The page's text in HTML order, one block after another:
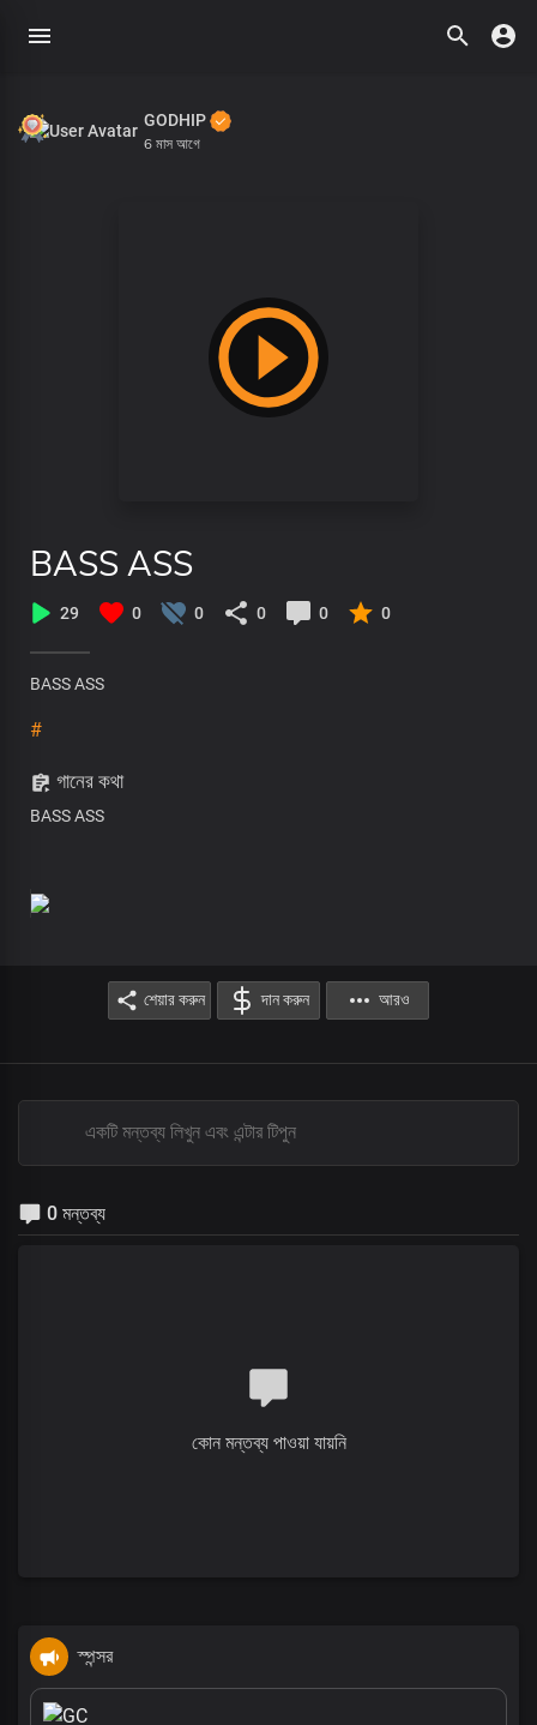
GODHIP
6 মাস আগে
BASS ASS
29 0 0 0 0 0
BASS ASS
#
গানের কথা
BASS ASS
শেয়ার করুন দান করুন আরও
0 মন্তব্য
কোন মন্তব্য পাওয়া যায়নি
স্পন্সর